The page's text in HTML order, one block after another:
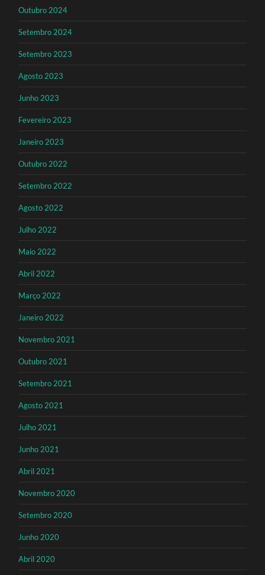
Outubro 2024
Setembro 2024
Setembro 2023
Agosto 2023
Junho 2023
Fevereiro 2023
Janeiro 2023
Outubro 2022
Setembro 2022
Agosto 2022
Julho 2022
Maio 2022
Abril 2022
Março 2022
Janeiro 2022
Novembro 2021
Outubro 2021
Setembro 2021
Agosto 2021
Julho 2021
Junho 2021
Abril 2021
Novembro 2020
Setembro 2020
Junho 2020
Abril 2020